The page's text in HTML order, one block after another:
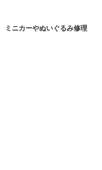
ミニカーやぬいぐるみ修理